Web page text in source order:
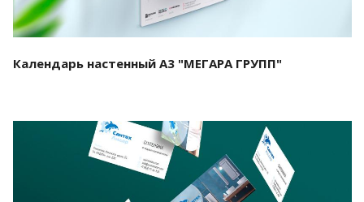
Календарь настенный А3 "МЕГАРА ГРУПП"